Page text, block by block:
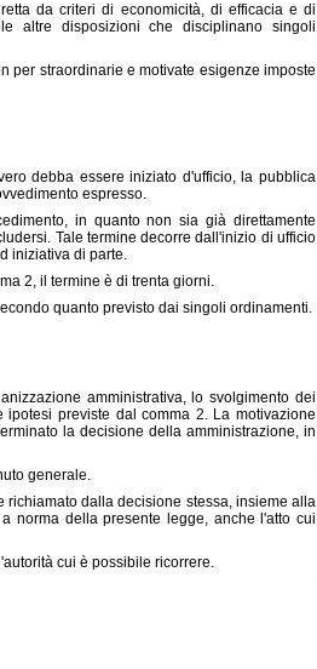
da criteri di economicità, di efficacia e di
altre disposizioni che disciplinano singoli
per straordinarie e motivate esigenze imposte
debba essere iniziato d'ufficio, la pubblica
espresso.
in quanto non sia già direttamente
Tale termine decorre dall'inizio di ufficio
iniziativa di parte.
2, il termine è di trenta giorni.
quanto previsto dai singoli ordinamenti.
amministrativa, lo svolgimento dei
previste dal comma 2. La motivazione
la decisione della amministrazione, in
generale.
dalla decisione stessa, insieme alla
norma della presente legge, anche l'atto cui
cui è possibile ricorrere.